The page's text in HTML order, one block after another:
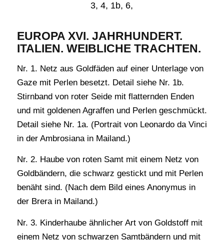
3, 4, 1b, 6,
EUROPA XVI. JAHRHUNDERT.
ITALIEN. WEIBLICHE TRACHTEN.
Nr. 1. Netz aus Goldfäden auf einer Unterlage von
Gaze mit Perlen besetzt. Detail siehe Nr. 1b.
Stirnband von roter Seide mit flatternden Enden
und mit goldenen Agraffen und Perlen geschmückt.
Detail siehe Nr. 1a. (Portrait von Leonardo da Vinci
in der Ambrosiana in Mailand.)
Nr. 2. Haube von roten Samt mit einem Netz von
Goldbändern, die schwarz gestickt und mit Perlen
benäht sind. (Nach dem Bild eines Anonymus in
der Brera in Mailand.)
Nr. 3. Kinderhaube ähnlicher Art von Goldstoff mit
einem Netz von schwarzen Samtbändern und mit